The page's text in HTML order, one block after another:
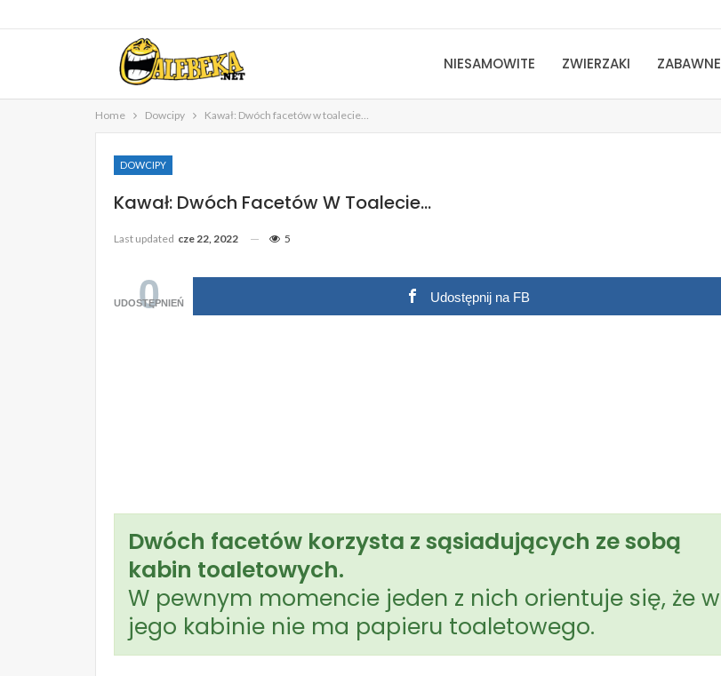
NIESAMOWITE ZWIERZAKI ZABAWNE
Home Dowcipy Kawał: Dwóch facetów w toalecie…
DOWCIPY
Kawał: Dwóch Facetów W Toalecie…
Last updated cze 22, 2022 5
0
UDOSTĘPNIEŃ Udostępnij na FB
Dwóch facetów korzysta z sąsiadujących ze sobą
kabin toaletowych.
W pewnym momencie jeden z nich orientuje się, że w
jego kabinie nie ma papieru toaletowego.